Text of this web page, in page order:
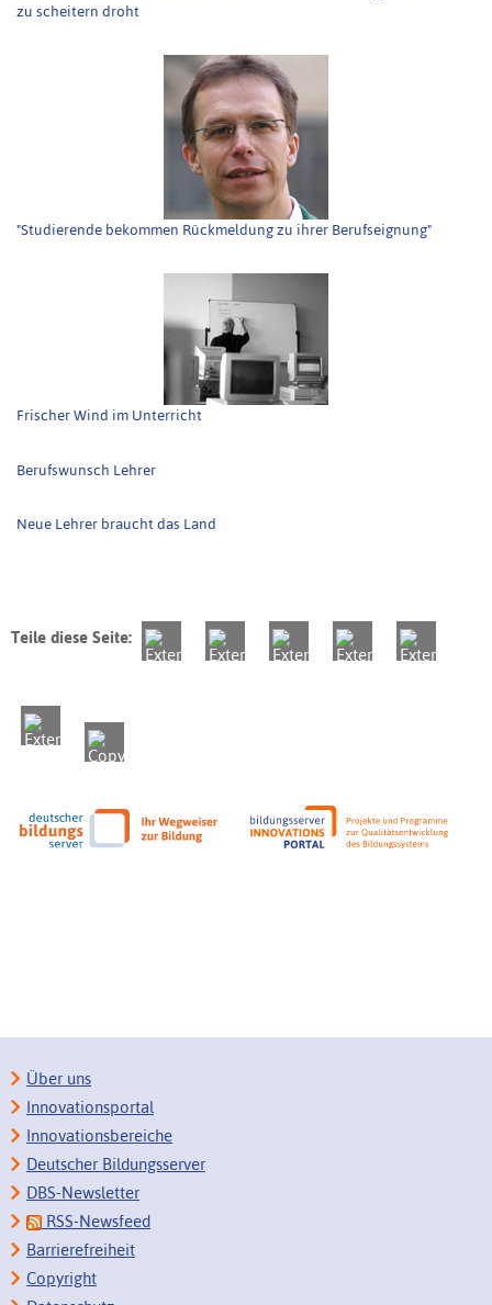
zu scheitern droht
"Studierende bekommen Rückmeldung zu ihrer Berufseignung"
Frischer Wind im Unterricht
Berufswunsch Lehrer
Neue Lehrer braucht das Land
Teile diese Seite:
Über uns
Innovationsportal
Innovationsbereiche
Deutscher Bildungsserver
DBS-Newsletter
RSS-Newsfeed
Barrierefreiheit
Copyright